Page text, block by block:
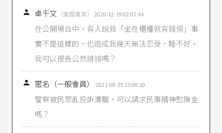
害賠償或慰撫金。」
I 不法侵害他人之身體、健康、名譽、自由、信
用、隱私、貞操，或不法侵害其他人格法益而情
節重大者，被害人雖非財產上之損害，亦得請求
賠償相當之金額。其名譽被侵害者，並得請求回
復名譽之適當處分。
II 前項請求權，不得讓與或繼承。但以金額賠償之
請求權已依契約承諾，或已起訴者，不在此限。
III 前二項規定，於不法侵害他人基於父、母、
子、女或配偶關係之身分法益而情節重大者，準
用之。」
 卓千文 （進階會員） 2020-12-19 02:01:44
在公開場合中，有人說我「坐在櫃檯就有錢領」事
實不是這樣的，也造成我幾天無法忍受，睡不好。
我可以提告公然誹謗嗎？
 匿名（一般會員） 2021-08-25 13:00:10
警察被民眾亂投訴瀆職，可以請求民事精神慰撫金
嗎？